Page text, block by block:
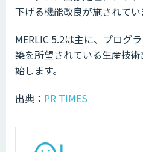
下げる機能改良が施されてい
MERLIC 5.2は主に、プログ
築を所望されている生産技
始します。
出典： PR TIMES